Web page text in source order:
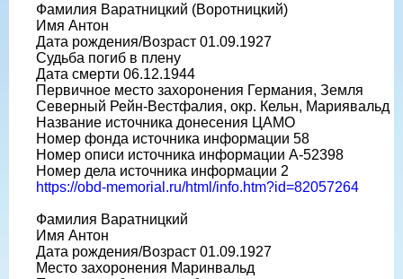
Фамилия Варатницкий (Воротницкий)
Имя Антон
Дата рождения/Возраст 01.09.1927
Судьба погиб в плену
Дата смерти 06.12.1944
Первичное место захоронения Германия, Земля
Северный Рейн-Вестфалия, окр. Кельн, Мариявальд
Название источника донесения ЦАМО
Номер фонда источника информации 58
Номер описи источника информации A-52398
Номер дела источника информации 2
https://obd-memorial.ru/html/info.htm?id=82057264
Фамилия Варатницкий
Имя Антон
Дата рождения/Возраст 01.09.1927
Место захоронения Маринвальд